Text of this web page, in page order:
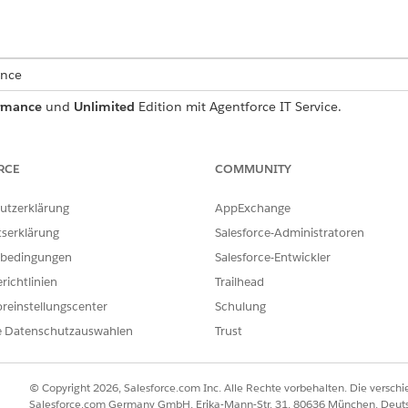
und Unlimited Edition mit Agentforce IT Service.
Sie, was in der Vorlage enthalten ist.
Vorlage erfasst die folgenden Details des Mitarbeiters:
Bürostandort oder die Abteilung, an den bzw. die das
Menge: Eine detaillierte Liste der benötigten Artikel,
Anforderung zur manuellen Abwicklung an das IT-Team
Datenschutzauswahlen
COMMUNITY
AppExchange
Salesforce-Administratoren
Salesforce-Entwickler
Trailhead
Schulung
Trust
© Copyright 2026, Salesforce.com Inc. Alle Rechte vorbehalten. Die
Salesforce.com Germany GmbH, Erika-Mann-Str. 31, 80636 München,